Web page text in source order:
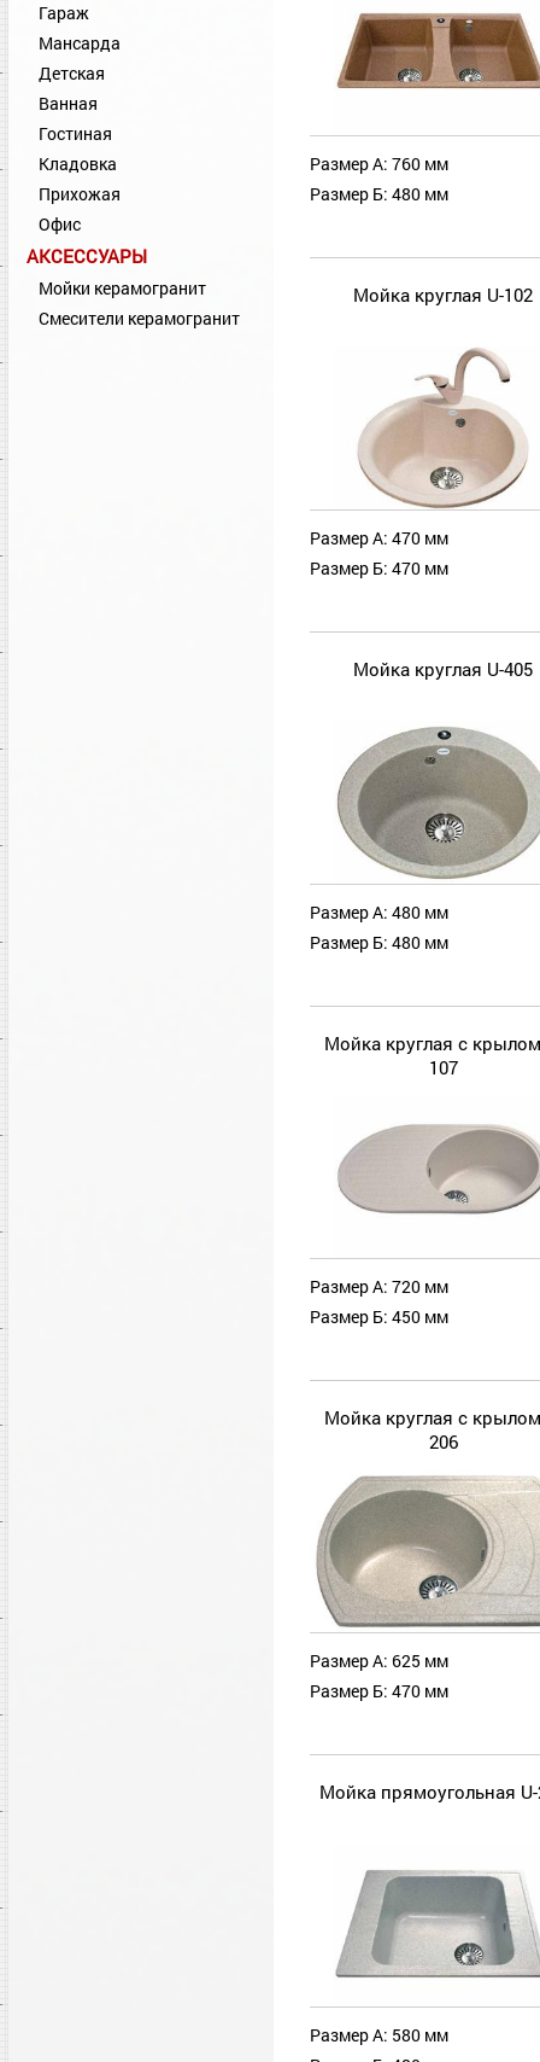
Гараж
Мансарда
Детская
Ванная
Гостиная
Кладовка
Прихожая
Офис
АКСЕССУАРЫ
Мойки керамогранит
Смесители керамогранит
Размер А: 760 мм
Размер Б: 480 мм
Мойка круглая U-102
Размер А: 470 мм
Размер Б: 470 мм
Мойка круглая U-405
Размер А: 480 мм
Размер Б: 480 мм
Мойка круглая с
107
Размер А: 720 мм
Размер Б: 450 мм
Мойка круглая с
206
Размер А: 625 мм
Размер Б: 470 мм
Мойка прямоугольная
Размер А: 580 мм